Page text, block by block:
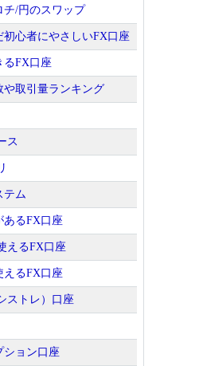
チ/円のスワップ
初心者にやさしいFX口座
るFX口座
や取引量ランキング
ス
テム
あるFX口座
えるFX口座
えるFX口座
ストレ）口座
ション口座